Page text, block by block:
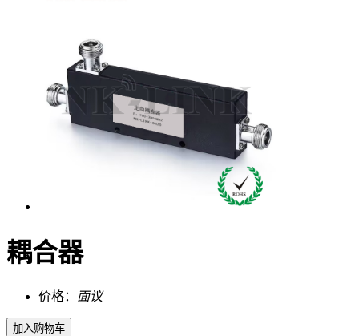
耦合器
价格： 面议